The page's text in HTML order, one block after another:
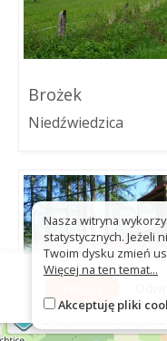
Brożek
Niedźwiedzica
Nasza witryna
statystycznych. Jeżeli
Twoim dysku zmień
Więcej na ten temat...
Akceptuję pliki